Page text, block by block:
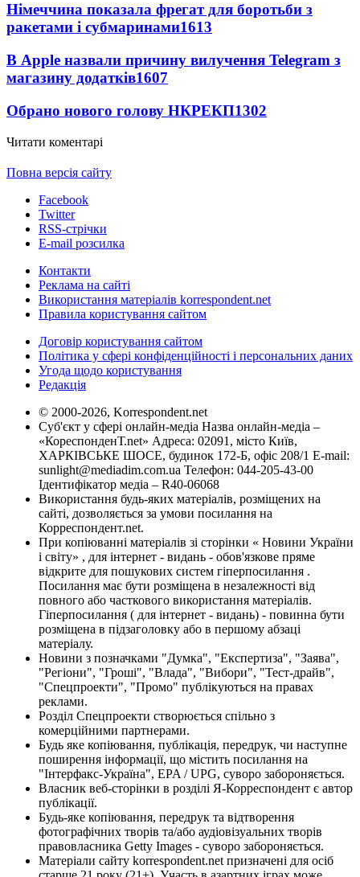
Німеччина показала фрегат для боротьби з
ракетами і субмаринами1613
В Apple назвали причину вилучення Telegram з
магазину додатків1607
Обрано нового голову НКРЕКП1302
Читати коментарі
Повна версія сайту
Facebook
Twitter
RSS-стрічки
E-mail розсилка
Контакти
Реклама на сайті
Використання матеріалів korrespondent.net
Правила користування сайтом
Договір користування сайтом
Політика у сфері конфіденційності і персональних даних
Угода щодо користування
Редакція
© 2000-2026, Korrespondent.net
Суб'єкт у сфері онлайн-медіа Назва онлайн-медіа –
«КореспонденТ.net» Адреса: 02091, місто Київ,
ХАРКІВСЬКЕ ШОСЕ, будинок 172-Б, офіс 208/1 E-mail:
sunlight@mediadim.com.ua Телефон: 044-205-43-00
Ідентифікатор медіа – R40-06068
Використання будь-яких матеріалів, розміщених на
сайті, дозволяється за умови посилання на
Корреспондент.net.
При копіюванні матеріалів зі сторінки « Новини України
і світу» , для інтернет - видань - обов'язкове пряме
відкрите для пошукових систем гіперпосилання .
Посилання має бути розміщена в незалежності від
повного або часткового використання матеріалів.
Гіперпосилання ( для інтернет - видань) - повинна бути
розміщена в підзаголовку або в першому абзаці
матеріалу.
Новини з позначками "Думка", "Експертиза", "Заява",
"Регіони", "Гроші", "Влада", "Вибори", "Тест-драйв",
"Спецпроекти", "Промо" публікуються на правах
реклами.
Розділ Спецпроекти створюється спільно з
комерційними партнерами.
Будь яке копіювання, публікація, передрук, чи наступне
поширення інформації, що містить посилання на
"Інтерфакс-Україна", EPA / UPG, суворо забороняється.
Власник веб-сторінки в розділі Я-Корреспондент є автор
публікації.
Будь-яке копіювання, передрук та відтворення
фотографічних творів та/або аудіовізуальних творів
правовласника Getty Images - суворо забороняється.
Матеріали сайту korrespondent.net призначені для осіб